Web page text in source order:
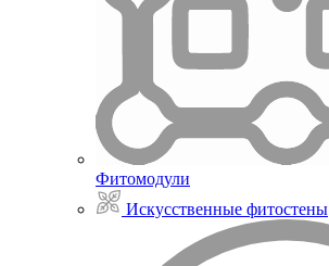
Фитомодули
Искусственные фитостены